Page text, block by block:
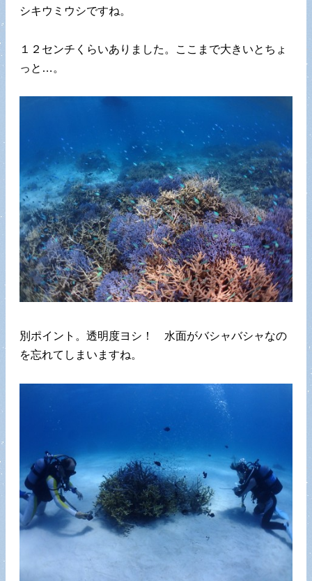
シキウミウシですね。
１２センチくらいありました。ここまで大きいとちょ
っと…。
別ポイント。透明度ヨシ！ 水面がバシャバシャなの
を忘れてしまいますね。